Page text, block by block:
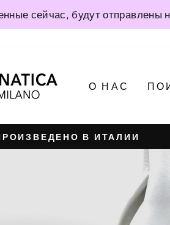
сейчас, будут отправлены
О НАС
Приостановить
В ИТАЛИИ